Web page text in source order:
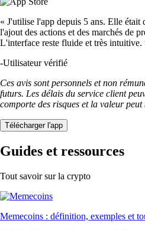
« J'utilise l'app depuis 5 ans. Elle était
l'ajout des actions et des marchés de
L'interface reste fluide et très intuitive.
-Utilisateur vérifié
Ces avis sont personnels et non
futurs. Les délais du service client
comporte des risques et la valeur peut
Télécharger l'app
Guides et ressources
Tout savoir sur la crypto
Memecoins : définition, exemples et